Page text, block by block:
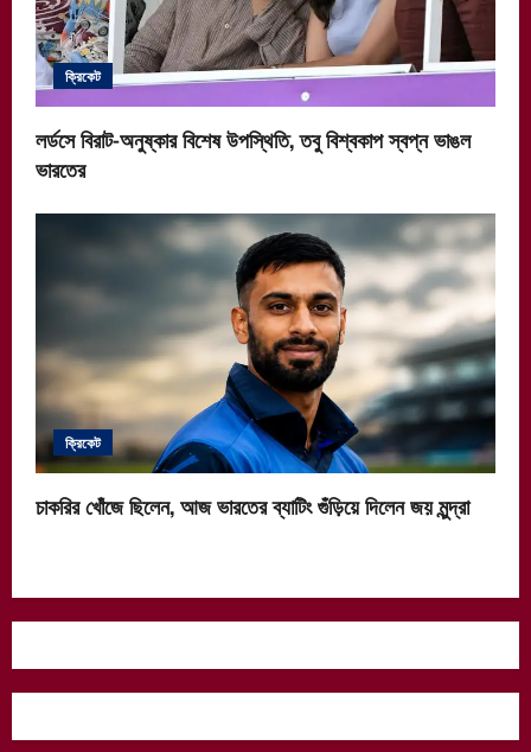
ক্রিকেট
লর্ডসে বিরাট-অনুষ্কার বিশেষ উপস্থিতি, তবু বিশ্বকাপ স্বপ্ন ভাঙল
ভারতের
ক্রিকেট
চাকরির খোঁজে ছিলেন, আজ ভারতের ব্যাটিং গুঁড়িয়ে দিলেন জয় মুন্দ্রা